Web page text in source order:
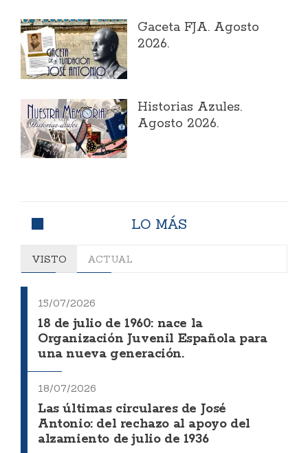
Gaceta FJA. Agosto
2026.
Historias Azules.
Agosto 2026.
LO MÁS
VISTO ACTUAL
15/07/2026
18 de julio de 1960: nace la
Organización Juvenil Española para
una nueva generación.
18/07/2026
Las últimas circulares de José
Antonio: del rechazo al apoyo del
alzamiento de julio de 1936